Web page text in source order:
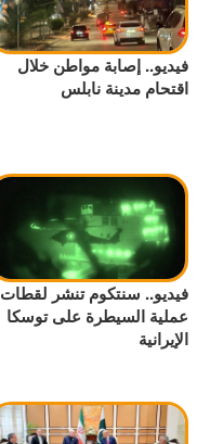
فيديو.. إصابة مواطن خلال
اقتحام مدينة نابلس
فيديو.. سنتكوم تنشر لقطات
عملية السيطرة على توسكا
الإيرانية